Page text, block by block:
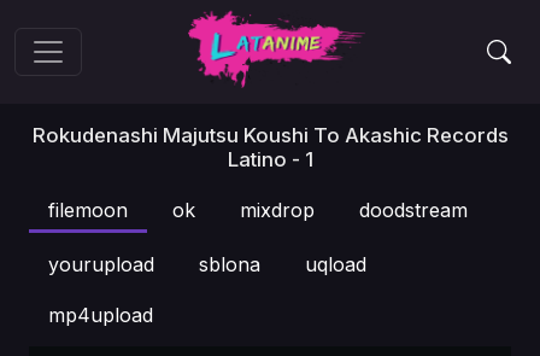
Rokudenashi Majutsu Koushi To Akashic Records
Latino - 1
filemoon ok mixdrop doodstream
yourupload sblona uqload
mp4upload